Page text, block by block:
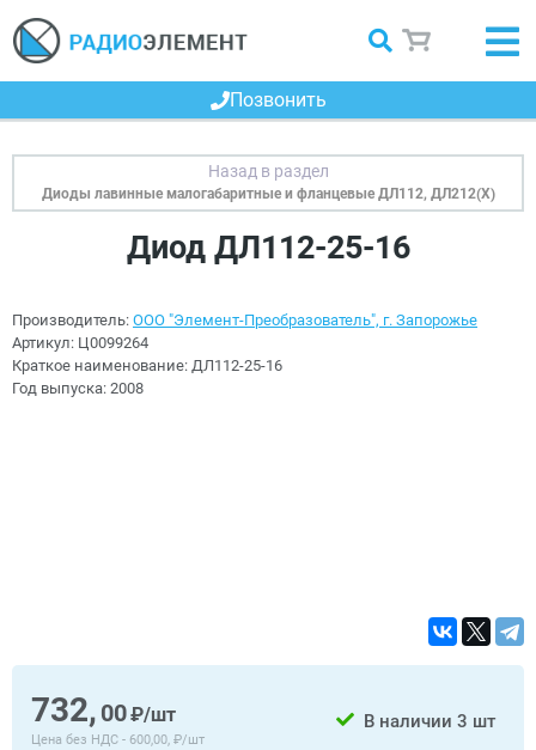
Позвонить
Диоды лавинные малогабаритные и фланцевые ДЛ112, ДЛ212(Х)
Диод ДЛ112-25-16
Производитель: ООО "Элемент-Преобразователь", г. Запорожье
Артикул: Ц0099264
Краткое наименование: ДЛ112-25-16
Год выпуска: 2008
732, 00₽/шт
Цена без НДС - 600,00, ₽/шт
В наличии 3 шт